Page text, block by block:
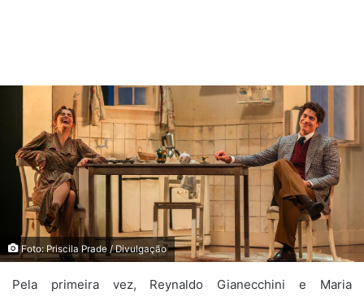
Foto: Priscila Prade / Divulgação
Pela primeira vez, Reynaldo Gianecchini e Maria